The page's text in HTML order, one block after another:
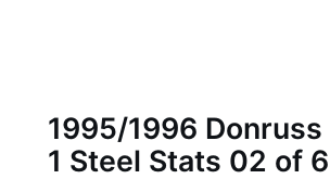
1995/1996 Donruss
1 Steel Stats 02 of